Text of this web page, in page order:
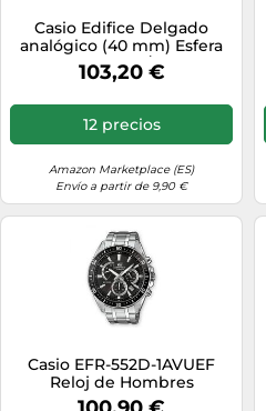
Casio Edifice Delgado
analógico (40 mm) Esfera
Verde Caqui/Acero
Inoxidable EFR-S108D-
103,20 €
12 precios
Amazon Marketplace (ES)
Envío a partir de 9,90 €
Casio EFR-552D-1AVUEF
Reloj de Hombres